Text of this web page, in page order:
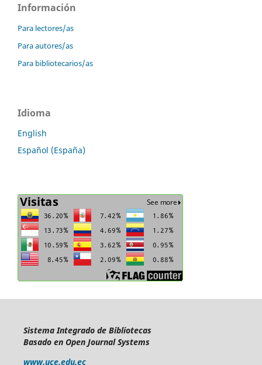
Información
Para lectores/as
Para autores/as
Para bibliotecarios/as
Idioma
English
Español (España)
Sistema Integrado de Bibliotecas
Basado en Open Journal Systems
www.uce.edu.ec